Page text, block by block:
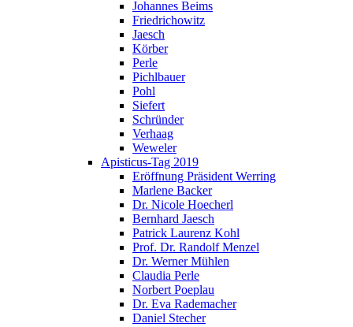
Johannes Beims
Friedrichowitz
Jaesch
Körber
Perle
Pichlbauer
Pohl
Siefert
Schründer
Verhaag
Weweler
Apisticus-Tag 2019
Eröffnung Präsident Werring
Marlene Backer
Dr. Nicole Hoecherl
Bernhard Jaesch
Patrick Laurenz Kohl
Prof. Dr. Randolf Menzel
Dr. Werner Mühlen
Claudia Perle
Norbert Poeplau
Dr. Eva Rademacher
Daniel Stecher